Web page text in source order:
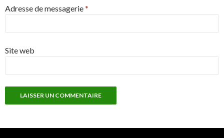
Adresse de messagerie*
Site web